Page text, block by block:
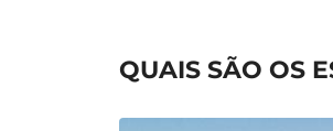
QUAIS SÃO OS